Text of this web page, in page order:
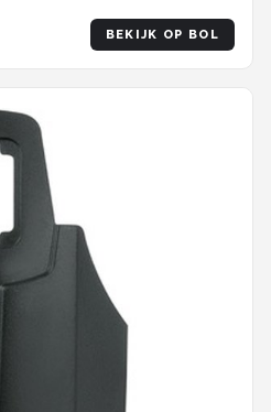
BEKIJK OP BOL